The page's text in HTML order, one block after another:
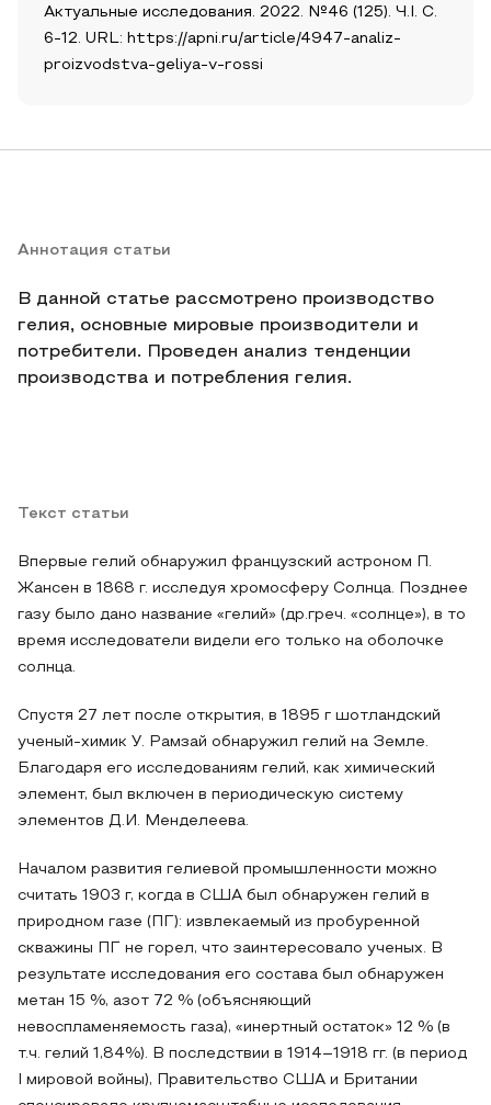
Актуальные исследования. 2022. №46 (125). Ч.I. С.
6-12. URL: https://apni.ru/article/4947-analiz-
proizvodstva-geliya-v-rossi
Аннотация статьи
В данной статье рассмотрено производство
гелия, основные мировые производители и
потребители. Проведен анализ тенденции
производства и потребления гелия.
Текст статьи
Впервые гелий обнаружил французский астроном П.
Жансен в 1868 г. исследуя хромосферу Солнца. Позднее
газу было дано название «гелий» (др.греч. «солнце»), в то
время исследователи видели его только на оболочке
солнца.
Спустя 27 лет после открытия, в 1895 г шотландский
ученый-химик У. Рамзай обнаружил гелий на Земле.
Благодаря его исследованиям гелий, как химический
элемент, был включен в периодическую систему
элементов Д.И. Менделеева.
Началом развития гелиевой промышленности можно
считать 1903 г, когда в США был обнаружен гелий в
природном газе (ПГ): извлекаемый из пробуренной
скважины ПГ не горел, что заинтересовало ученых. В
результате исследования его состава был обнаружен
метан 15 %, азот 72 % (объясняющий
невоспламеняемость газа), «инертный остаток» 12 % (в
т.ч. гелий 1,84%). В последствии в 1914–1918 гг. (в период
I мировой войны), Правительство США и Британии